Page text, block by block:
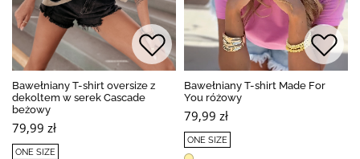
Bawełniany T-shirt oversize z
dekoltem w serek Cascade
beżowy
79,99 zł
ONE SIZE
Bawełniany T-shirt Made For
You różowy
79,99 zł
ONE SIZE